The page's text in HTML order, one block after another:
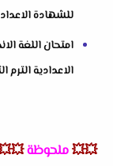
للشهادة الاعدادية
امتحان اللغة
الاعدادية الترم
💥💥ملحوظة